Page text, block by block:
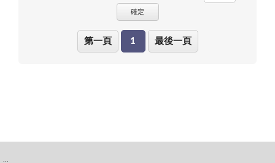
確定
第一頁 1 最後一頁